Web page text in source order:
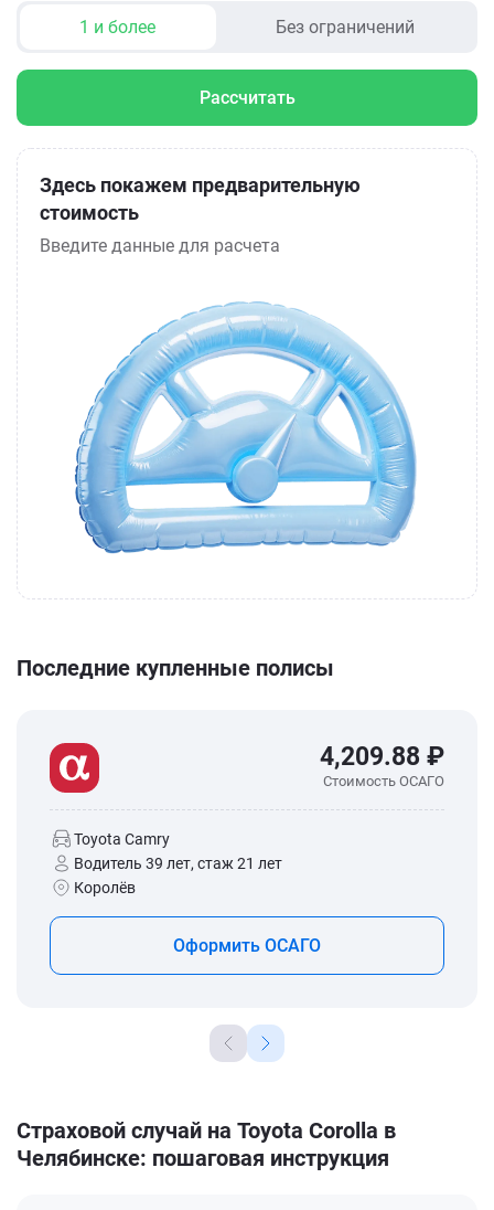
1 и более Без ограничений
Рассчитать
Здесь покажем предварительную
стоимость
Введите данные для расчета
Последние купленные полисы
4,209.88 ₽
Стоимость ОСАГО
Toyota Camry
Водитель 39 лет, стаж 21 лет
Королёв
Оформить ОСАГО
Страховой случай на Toyota Corolla в
Челябинске: пошаговая инструкция